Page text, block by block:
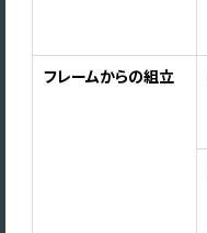
フレームからの組立